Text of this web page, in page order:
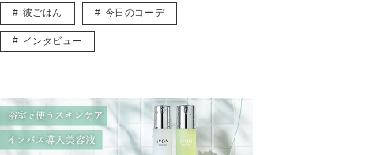
彼ごはん 今日のコーデ
インタビュー